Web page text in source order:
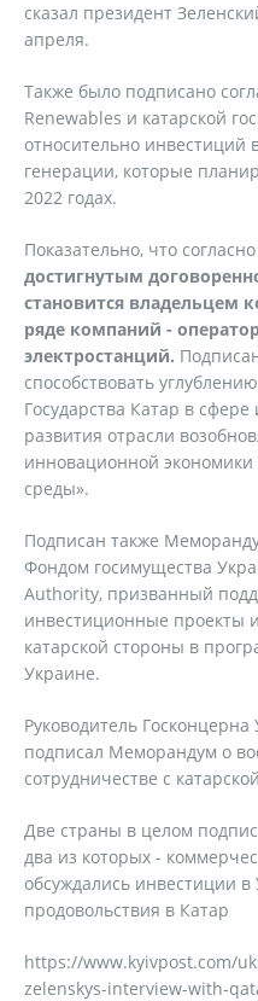
сказал президент
апреля.
Также было подписано
Renewables и катарской
относительно инвестиций
генерации, которые
2022 годах.
Показательно, что
достигнутым
становится владельцем
ряде компаний -
электростанций.
способствовать
Государства Катар в
развития отрасли
инновационной
среды».
Подписан также
Фондом госимущества
Authority, призванный
инвестиционные проекты
катарской стороны в
Украине.
Руководитель
подписал Меморандум о
сотрудничестве с
Две страны в целом
два из которых -
обсуждались инвестиции в
продовольствия в Катар
https://www.kyivpost.com/
zelenskys-interview-with-